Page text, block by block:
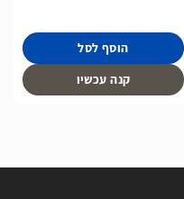
⁦₪89.00⁩
הוסף לסל
קנה עכשיו